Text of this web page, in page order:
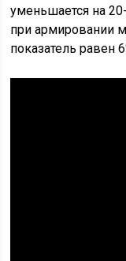
уменьшается на
при армировании
показатель равен